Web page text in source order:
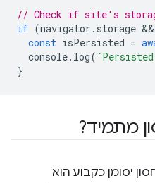
// Check if site's
if (navigator . storage &&
const isPersisted =
console. log(
}
מתמיד?
יסומן כקבוע הוא